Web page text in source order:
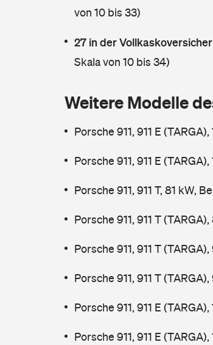
von 10 bis 33)
27 in der
Skala von 10 bis 34)
Weitere Modelle
Porsche 911, 911 E
Porsche 911, 911 E
Porsche 911, 911 T, 81 kW,
Porsche 911, 911 T
Porsche 911, 911 T
Porsche 911, 911 T
Porsche 911, 911 E
Porsche 911, 911 E